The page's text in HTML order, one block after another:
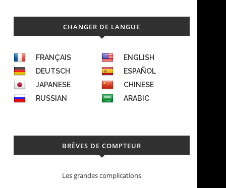
CHANGER DE LANGUE
FRANÇAIS
ENGLISH
DEUTSCH
ESPAÑOL
JAPANESE
CHINESE
RUSSIAN
ARABIC
BRÈVES DE COMPTEUR
Les grandes complications